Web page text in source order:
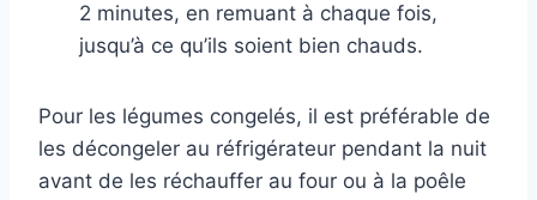
2 minutes, en remuant à chaque fois,
jusqu’à ce qu’ils soient bien chauds.
Pour les légumes congelés, il est préférable de
les décongeler au réfrigérateur pendant la nuit
avant de les réchauffer au four ou à la poêle